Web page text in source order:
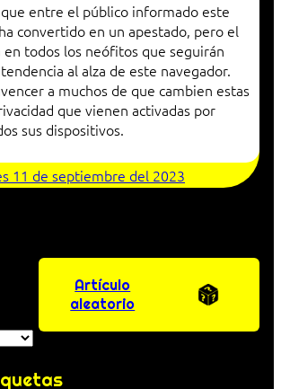
entre el público informado este
convertido en un apestado, pero el
todos los neófitos que seguirán
al alza de este navegador.
a muchos de que cambien estas
que vienen activadas por
sus dispositivos.
11 de septiembre del 2023
Artículo
aleatorio